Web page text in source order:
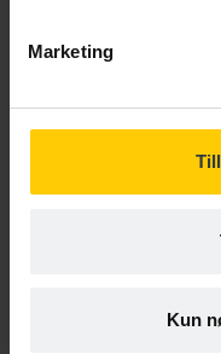
Marketing
Kun
arbejde med
Sæt fokus på,
selv være med til
måder at
implementeringen